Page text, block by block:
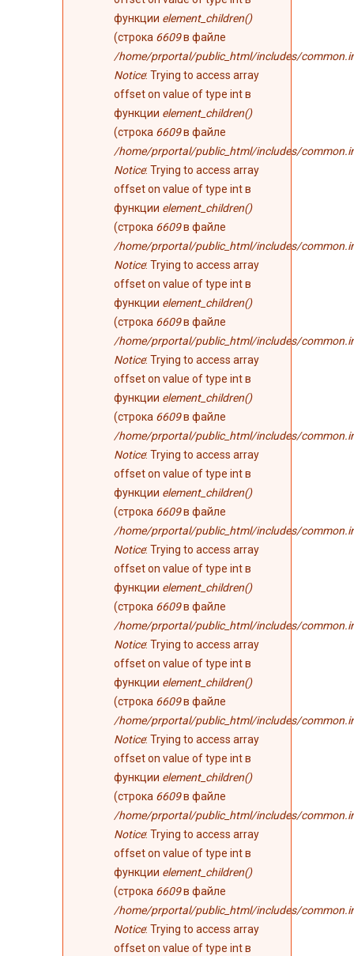
функции element_children()
(строка 6609в файле
/home/prportal/public_html/includes/
Notice: Trying to access array
offset on value of type int в
функции element_children()
(строка 6609в файле
/home/prportal/public_html/includes/
Notice: Trying to access array
offset on value of type int в
функции element_children()
(строка 6609в файле
/home/prportal/public_html/includes/
Notice: Trying to access array
offset on value of type int в
функции element_children()
(строка 6609в файле
/home/prportal/public_html/includes/
Notice: Trying to access array
offset on value of type int в
функции element_children()
(строка 6609в файле
/home/prportal/public_html/includes/
Notice: Trying to access array
offset on value of type int в
функции element_children()
(строка 6609в файле
/home/prportal/public_html/includes/
Notice: Trying to access array
offset on value of type int в
функции element_children()
(строка 6609в файле
/home/prportal/public_html/includes/
Notice: Trying to access array
offset on value of type int в
функции element_children()
(строка 6609в файле
/home/prportal/public_html/includes/
Notice: Trying to access array
offset on value of type int в
функции element_children()
(строка 6609в файле
/home/prportal/public_html/includes/
Notice: Trying to access array
offset on value of type int в
функции element_children()
(строка 6609в файле
/home/prportal/public_html/includes/
Notice: Trying to access array
offset on value of type int в